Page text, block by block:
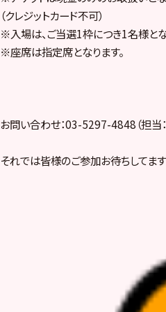
（クレジットカード不可）
※入場は、ご当選1枠につき1名様とな
※座席は指定席となります。
お問い合わせ：03-5297-4848（担当：
それでは皆様のご参加お待ちしてます